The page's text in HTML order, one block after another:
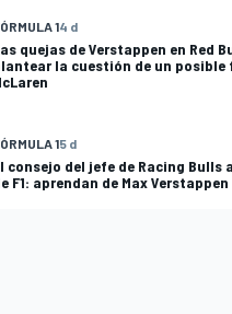
14 d
quejas de Verstappen en Red
la cuestión de un posible
15 d
consejo del jefe de Racing Bulls
F1: aprendan de Max Verstappen